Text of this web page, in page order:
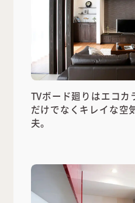
TVボード廻りはエコカ
だけでなくキレイな空
夫。